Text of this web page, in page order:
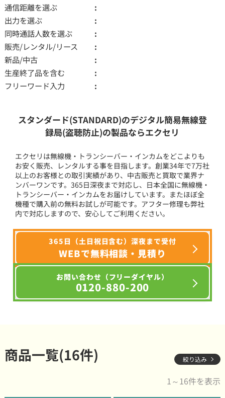
通信距離を選ぶ
出力を選ぶ
同時通話人数を選ぶ
販売/レンタル/リース
新品/中古
生産終了品を含む
フリーワード入力
スタンダード(STANDARD)のデジタル簡易無線登
録局(盗聴防止)の製品ならエクセリ
エクセリは無線機・トランシーバー・インカムをどこよりも
お安く販売、レンタルする事を目指します。創業34年で7万社
以上のお客様との取引実績があり、中古販売と買取で業界ナ
ンバーワンです。365日深夜まで対応し、日本全国に無線機・
トランシーバー・インカムをお届けしています。またほぼ全
機種で購入前の無料お試しが可能です。アフター修理も弊社
内で対応しますので、安心してご利用ください。
365日（土日祝日含む）深夜まで受付
WEBで無料相談・見積り
お問い合わせ（フリーダイヤル）
0120-880-200
商品一覧(16件) 絞り込み
1～16件を表示